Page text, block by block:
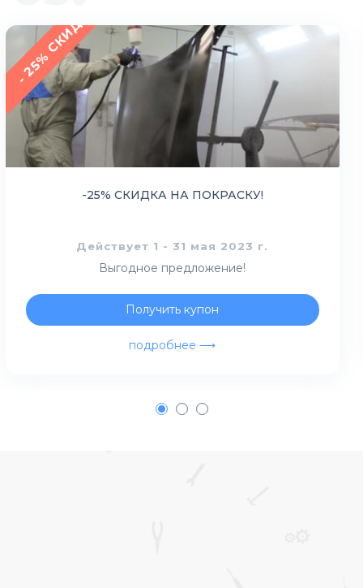
- 25% СКИДКА
-25% СКИДКА НА ПОКРАСКУ!
Действует 1 - 31 мая 2023 г.
Выгодное предложение!
подробнее ⟶
Получить купон
1 2 3